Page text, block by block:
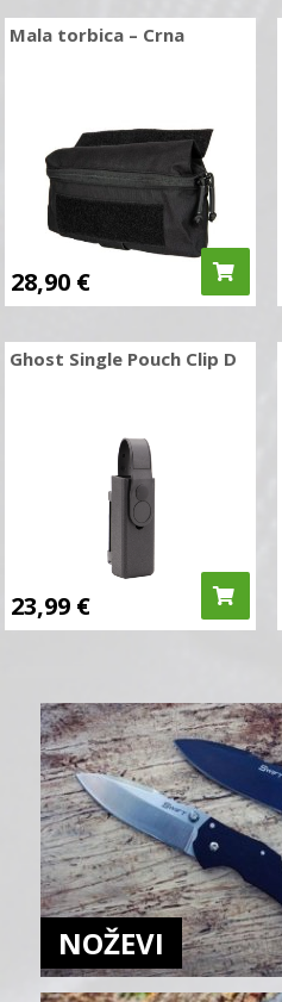
Mala torbica – Crna
28,90 €
Ghost Single Pouch Clip D
23,99 €
NOŽEVI